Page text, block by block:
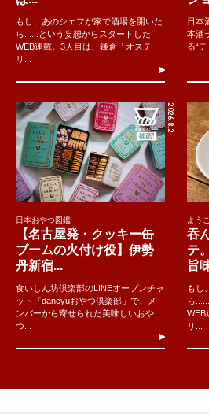
もし、あのシェフが家で酒場を開いた
ら......という妄想からスタートした
WEB連載。3人目は、鎌倉「オステ
リ...
日本
本酒
る“
2026.8.2
日本おやつ図鑑
【名古屋発・クッキー缶
ブームの火付け役】伊勢
丹新宿...
食いしん坊倶楽部のLINEオープンチャ
ット「dancyuおやつ倶楽部」で、メ
ンバーから寄せられた美味しいおや
つ...
よう
吞
テ
旨
もし
ら
WEB
リ...